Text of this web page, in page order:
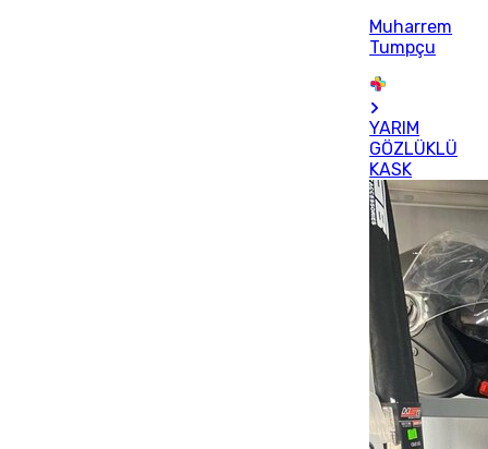
Muharrem
Tumpçu
YARIM
GÖZLÜKLÜ
KASK